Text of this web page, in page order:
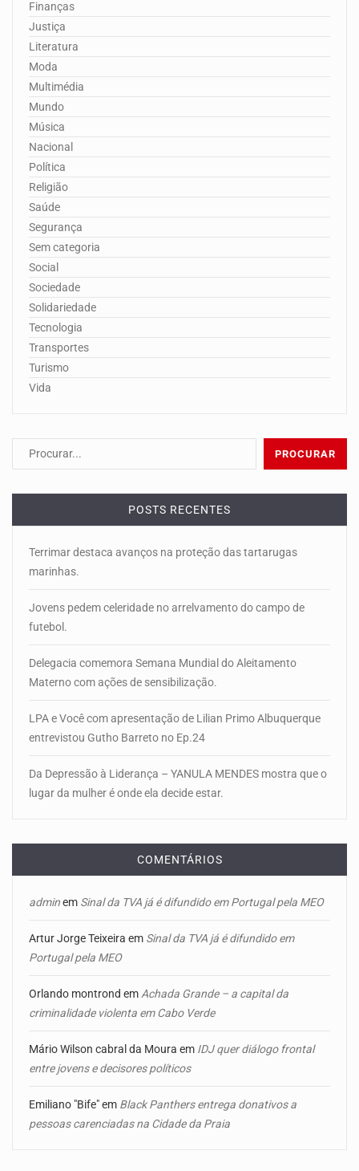
Finanças
Justiça
Literatura
Moda
Multimédia
Mundo
Música
Nacional
Política
Religião
Saúde
Segurança
Sem categoria
Social
Sociedade
Solidariedade
Tecnologia
Transportes
Turismo
Vida
POSTS RECENTES
Terrimar destaca avanços na proteção das tartarugas
marinhas.
Jovens pedem celeridade no arrelvamento do campo de
futebol.
Delegacia comemora Semana Mundial do Aleitamento
Materno com ações de sensibilização.
LPA e Você com apresentação de Lilian Primo Albuquerque
entrevistou Gutho Barreto no Ep.24
Da Depressão à Liderança – YANULA MENDES mostra que o
lugar da mulher é onde ela decide estar.
COMENTÁRIOS
adminem Sinal da TVA já é difundido em Portugal pela MEO
Artur Jorge Teixeira em Sinal da TVA já é difundido em
Portugal pela MEO
Orlando montrond em Achada Grande – a capital da
criminalidade violenta em Cabo Verde
Mário Wilson cabral da Moura em IDJ quer diálogo frontal
entre jovens e decisores políticos
Emiliano "Bife"em Black Panthers entrega donativos a
pessoas carenciadas na Cidade da Praia